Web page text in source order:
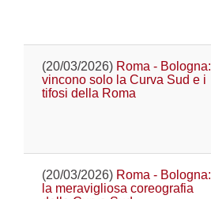
(20/03/2026) Roma - Bologna:
vincono solo la Curva Sud e i
tifosi della Roma
(20/03/2026) Roma - Bologna:
la meravigliosa coreografia